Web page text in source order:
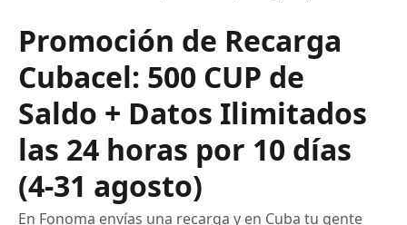
Promoción de Recarga
Cubacel: 500 CUP de
Saldo + Datos Ilimitados
las 24 horas por 10 días
(4-31 agosto)
En Fonoma envías una recarga y en Cuba tu gente